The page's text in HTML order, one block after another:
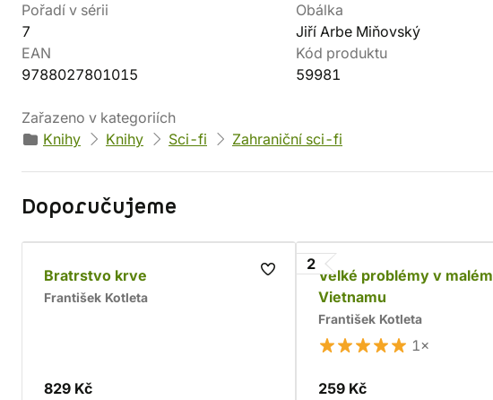
Pořadí v sérii
7
Obálka
Jiří Arbe Miňovský
EAN
9788027801015
Kód produktu
59981
Zařazeno v kategoriích
Knihy
Knihy Sci-fi Zahraniční sci-fi
Doporučujeme
Bratrstvo krve
František Kotleta
829 Kč
2
Velké problémy v malém
Vietnamu
František Kotleta
1×
259 Kč